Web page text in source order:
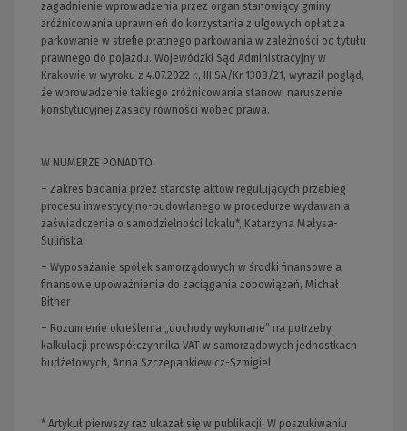
zagadnienie wprowadzenia przez organ stanowiący gminy
zróżnicowania uprawnień do korzystania z ulgowych opłat za
parkowanie w strefie płatnego parkowania w zależności od tytułu
prawnego do pojazdu. Wojewódzki Sąd Administracyjny w
Krakowie w wyroku z 4.07.2022 r., III SA/Kr 1308/21, wyraził pogląd,
że wprowadzenie takiego zróżnicowania stanowi naruszenie
konstytucyjnej zasady równości wobec prawa.
W NUMERZE PONADTO:
– Zakres badania przez starostę aktów regulujących przebieg
procesu inwestycyjno-budowlanego w procedurze wydawania
zaświadczenia o samodzielności lokalu*, Katarzyna Małysa-
Sulińska
– Wyposażanie spółek samorządowych w środki finansowe a
finansowe upoważnienia do zaciągania zobowiązań, Michał
Bitner
– Rozumienie określenia „dochody wykonane” na potrzeby
kalkulacji prewspółczynnika VAT w samorządowych jednostkach
budżetowych, Anna Szczepankiewicz-Szmigiel
* Artykuł pierwszy raz ukazał się w publikacji: W poszukiwaniu